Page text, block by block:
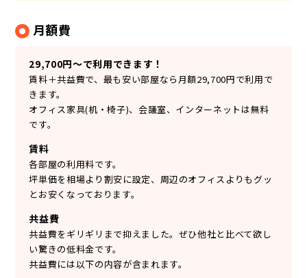
月額費
29,700円～で利用できます！
賃料＋共益費で、最も安い部屋なら月額29,700円で利用で
きます。
オフィス家具(机・椅子)、会議室、インターネットは無料
です。
賃料
各部屋の利用料です。
坪単価を相場より割安に設定、周辺のオフィスよりもグッ
とお安くなっております。
共益費
共益費をギリギリまで抑えました。ぜひ他社と比べて欲し
い驚きの低料金です。
共益費には以下の内容が含まれます。